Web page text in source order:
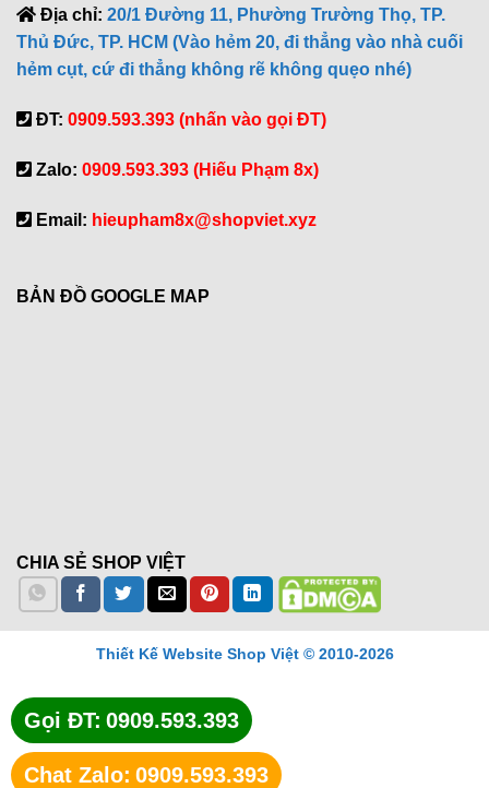
Địa chỉ: 20/1 Đường 11, Phường Trường Thọ, TP.
Thủ Đức, TP. HCM (Vào hẻm 20, đi thẳng vào nhà cuối
hẻm cụt, cứ đi thẳng không rẽ không quẹo nhé)
ĐT: 0909.593.393 (nhấn vào gọi ĐT)
Zalo: 0909.593.393 (Hiếu Phạm 8x)
Email: hieupham8x@shopviet.xyz
BẢN ĐỒ GOOGLE MAP
CHIA SẺ SHOP VIỆT
Thiết Kế Website Shop Việt © 2010-2026
Chat Zalo: 0909.593.393
Gọi ĐT: 0909.593.393